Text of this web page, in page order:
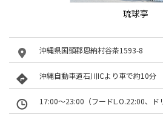
琉球亭
沖縄県国頭郡恩納村谷茶1593-8
沖縄自動車道石川ICより車で約10分
17:00～23:00（フードL.O.22:00、ド